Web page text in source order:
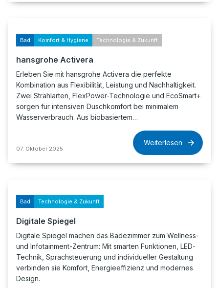
Bad Komfort & Hygiene Technologie & Zukunft
hansgrohe Activera
Erleben Sie mit hansgrohe Activera die perfekte
Kombination aus Flexibilität, Leistung und Nachhaltigkeit.
Zwei Strahlarten, FlexPower-Technologie und EcoSmart+
sorgen für intensiven Duschkomfort bei minimalem
Wasserverbrauch. Aus biobasiertem…
07. Oktober 2025
Weiterlesen
Bad Technologie & Zukunft
Digitale Spiegel
Digitale Spiegel machen das Badezimmer zum Wellness-
und Infotainment-Zentrum: Mit smarten Funktionen, LED-
Technik, Sprachsteuerung und individueller Gestaltung
verbinden sie Komfort, Energieeffizienz und modernes
Design.